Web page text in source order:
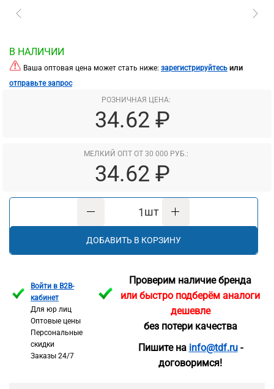
В НАЛИЧИИ
Ваша оптовая цена может стать ниже: зарегистрируйтесь или
отправьте запрос
РОЗНИЧНАЯ ЦЕНА:
34.62 ₽
МЕЛКИЙ ОПТ ОТ 30 000 РУБ.:
34.62 ₽
шт
ДОБАВИТЬ В КОРЗИНУ
Войти в B2B-
кабинет
Для юр лиц
Оптовые цены
Персональные
скидки
Заказы 24/7
Проверим наличие бренда
или быстро подберём аналоги
дешевле
без потери качества
Пишите на info@tdf.ru-
договоримся!